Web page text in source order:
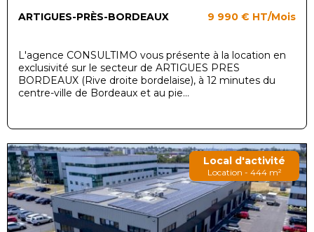
ARTIGUES-PRÈS-BORDEAUX 9 990 € HT/Mois
L'agence CONSULTIMO vous présente à la location en
exclusivité sur le secteur de ARTIGUES PRES
BORDEAUX (Rive droite bordelaise), à 12 minutes du
centre-ville de Bordeaux et au pie...
Local d'activité
Location - 444 m²